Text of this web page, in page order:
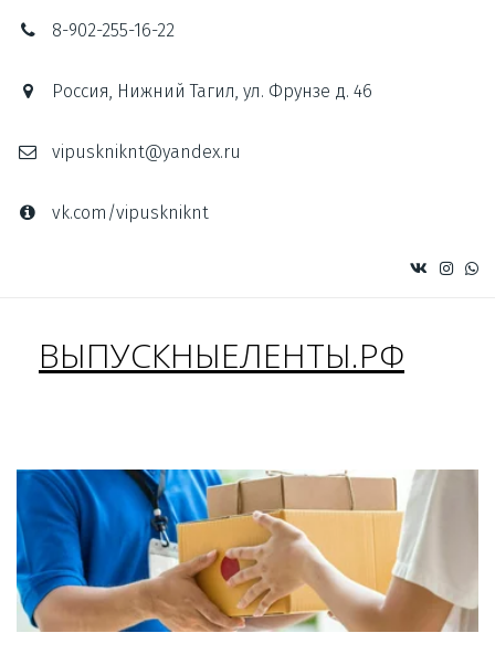
8-902-255-16-22
Россия, Нижний Тагил, ул. Фрунзе д. 46
vipuskniknt@yandex.ru
vk.com/vipuskniknt
ВЫПУСКНЫЕЛЕНТЫ.РФ